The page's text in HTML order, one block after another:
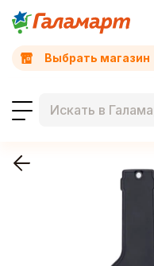
Выбрать магазин